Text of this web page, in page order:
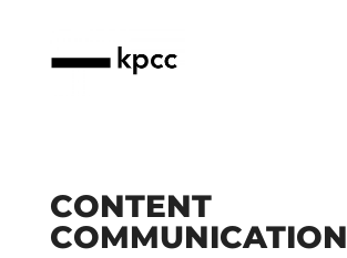
CONTENT
COMMUNICATION